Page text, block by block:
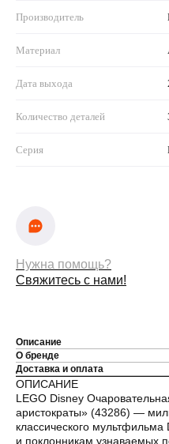
Производитель
Материал
Дата выхода
Количество деталей
Серия
Нужна помощь?
Свяжитесь с нами!
Описание
О бренде
Доставка и оплата
ОПИСАНИЕ
LEGO Disney
аристократы» (43286) —
классического
и поклонникам узнаваемых